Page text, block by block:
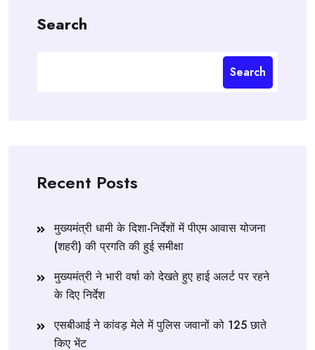
Search
Search
Recent Posts
मुख्यमंत्री धामी के दिशा-निर्देशों में पीएम आवास योजना
(शहरी) की प्रगति की हुई समीक्षा
मुख्यमंत्री ने भारी वर्षा को देखते हुए हाई अलर्ट पर रहने
के दिए निर्देश
एसबीआई ने कांवड़ मेले में पुलिस जवानों को 125 छाते
किए भेंट